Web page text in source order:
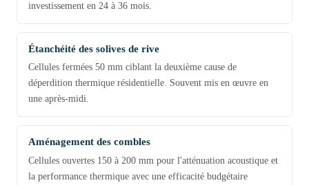
investissement en 24 à 36 mois.
Étanchéité des solives de rive
Cellules fermées 50 mm ciblant la deuxième cause de
déperdition thermique résidentielle. Souvent mis en œuvre en
une après-midi.
Aménagement des combles
Cellules ouvertes 150 à 200 mm pour l'atténuation acoustique et
la performance thermique avec une efficacité budgétaire